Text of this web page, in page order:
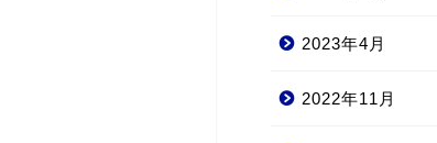
2023年4月
2022年11月